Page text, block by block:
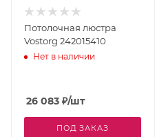
Потолочная люстра
Vostorg 242015410
Нет в наличии
26 083 ₽/шт
ПОД ЗАКАЗ